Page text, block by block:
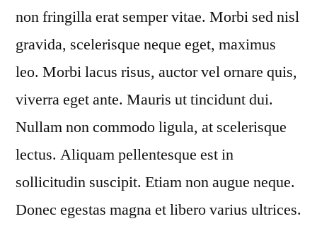
non fringilla erat semper vitae. Morbi sed nisl
gravida, scelerisque neque eget, maximus
leo. Morbi lacus risus, auctor vel ornare quis,
viverra eget ante. Mauris ut tincidunt dui.
Nullam non commodo ligula, at scelerisque
lectus. Aliquam pellentesque est in
sollicitudin suscipit. Etiam non augue neque.
Donec egestas magna et libero varius ultrices.